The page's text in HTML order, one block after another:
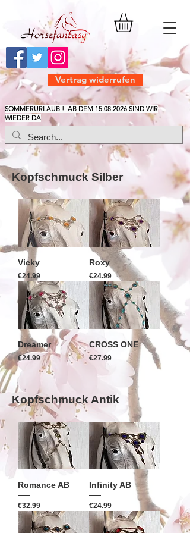
​SOMMERURLAUB ! AB DEM 15.08.2026 SIND WIR
WIEDER DA
Vertrag widerrufen
Kopfschmuck Silber
Vicky
Price
€24.99
Roxy
Price
€24.99
Dreamer
Price
€24.99
CROSS ONE
Price
€27.99
Kopfschmuck Antik
Romance AB
Price
€32.99
Infinity AB
Price
€24.99